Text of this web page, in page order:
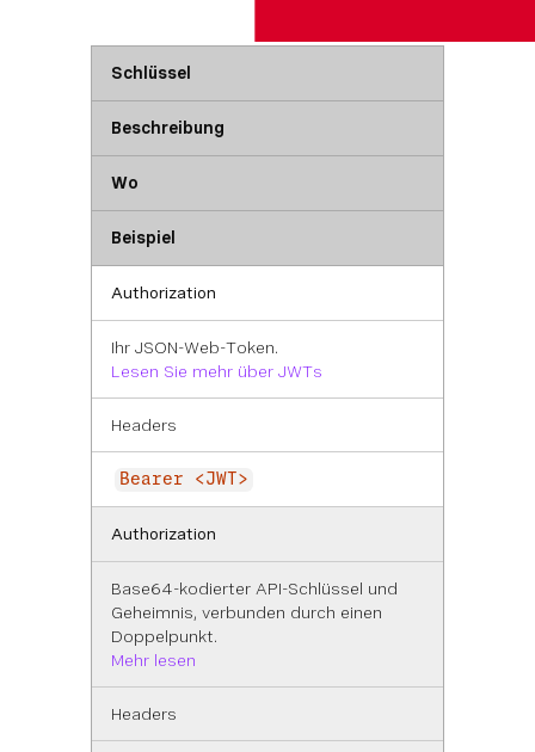
Schlüssel
Beschreibung
Wo
Beispiel
Authorization
Ihr JSON-Web-Token.
Lesen Sie mehr über JWTs
Headers
Bearer <JWT>
Authorization
Base64-kodierter API-Schlüssel und
Geheimnis, verbunden durch einen
Doppelpunkt.
Mehr lesen
Headers